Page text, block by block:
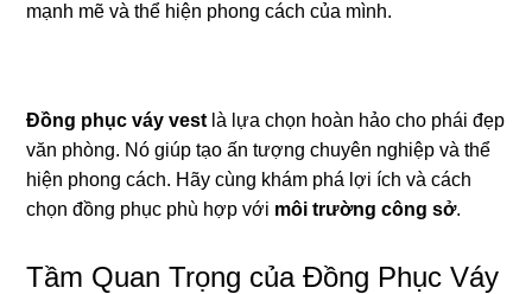
mạnh mẽ và thể hiện phong cách của mình.
Đồng phục váy vest là lựa chọn hoàn hảo cho phái đẹp
văn phòng. Nó giúp tạo ấn tượng chuyên nghiệp và thể
hiện phong cách. Hãy cùng khám phá lợi ích và cách
chọn đồng phục phù hợp với môi trường công sở.
Tầm Quan Trọng của Đồng Phục Váy